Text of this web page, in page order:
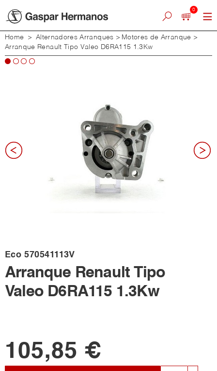
0
Home > Alternadores Arranques > Motores de Arranque >
Arranque Renault Tipo Valeo D6RA115 1.3Kw
Eco 570541113V
Arranque Renault Tipo
Valeo D6RA115 1.3Kw
105,85 €